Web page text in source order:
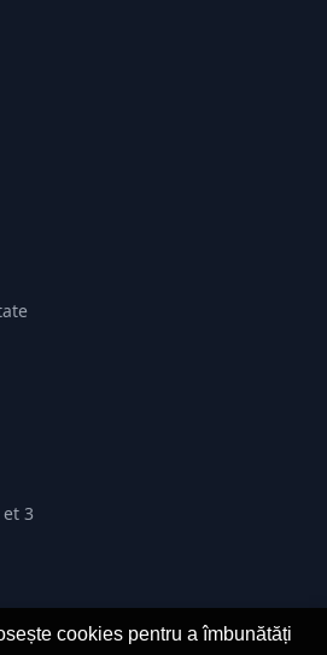
3
cookies pentru a îmbunătăți